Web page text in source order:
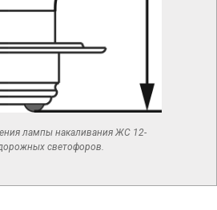
лампы накаливания ЖС 12-
светофоров.